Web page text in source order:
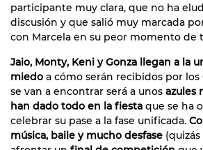
participante muy clara, que no ha
discusión y que salió muy marcada
con Marcela en su peor momento de
Jaio, Monty, Keni y Gonza llegan a la
miedo a cómo serán recibidos por los
se van a encontrar será a unos azules
han dado todo en la fiesta que se ha
celebrar su pase a la fase unificada.
música, baile y mucho desfase